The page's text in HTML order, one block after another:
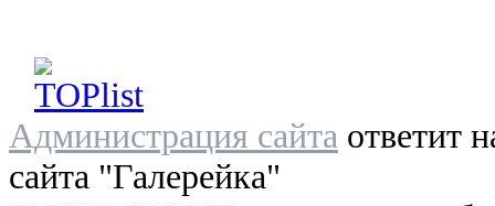
Администрация сайта ответит
сайта "Галерейка"